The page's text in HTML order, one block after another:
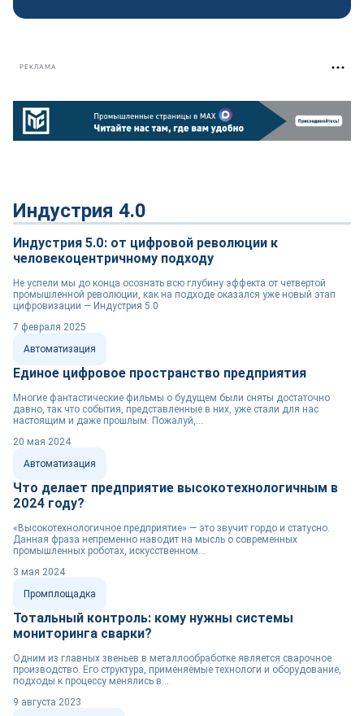
РЕКЛАМА
Индустрия 4.0
Индустрия 5.0: от цифровой революции к
человекоцентричному подходу
Не успели мы до конца осознать всю глубину эффекта от четвертой
промышленной революции, как на подходе оказался уже новый этап
цифровизации — Индустрия 5.0
Автоматизация
7 февраля 2025
Единое цифровое пространство предприятия
Многие фантастические фильмы о будущем были сняты достаточно
давно, так что события, представленные в них, уже стали для нас
настоящим и даже прошлым. Пожалуй,...
Автоматизация
20 мая 2024
Что делает предприятие высокотехнологичным в
2024 году?
«Высокотехнологичное предприятие» — это звучит гордо и статусно.
Данная фраза непременно наводит на мысль о современных
промышленных роботах, искусственном...
Промплощадка
3 мая 2024
Тотальный контроль: кому нужны системы
мониторинга сварки?
Одним из главных звеньев в металлообработке является сварочное
производство. Его структура, применяемые технологи и оборудование,
подходы к процессу менялись в...
9 августа 2023